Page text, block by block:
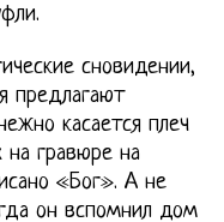
сновидении,
предлагают
касается плеч
на гравюре на
«Бог». А не
он вспомнил дом